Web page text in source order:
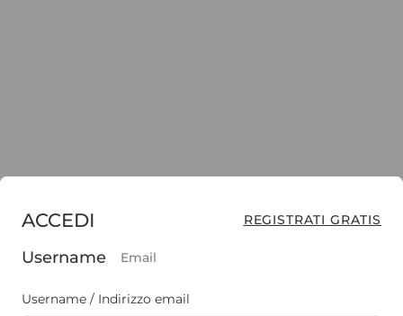
ACCEDI REGISTRATI GRATIS
Username Email
Username / Indirizzo email